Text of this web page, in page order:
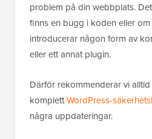
problem på din webbplats.
finns en bugg i koden eller
introducerar någon form av
eller ett annat plugin.
Därför rekommenderar vi
komplettWordPress-
några uppdateringar.